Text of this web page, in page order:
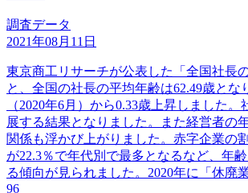
調査データ
2021年08月11日
東京商工リサーチが公表した「全国社長
と、全国の社長の平均年齢は62.49歳とな
（2020年6月）から0.33歳上昇しました
展する結果となりました。また経営者の
関係も浮かび上がりました。赤字企業の
が22.3％で年代別で最多となるなど、年
る傾向が見られました。2020年に「休廃
96